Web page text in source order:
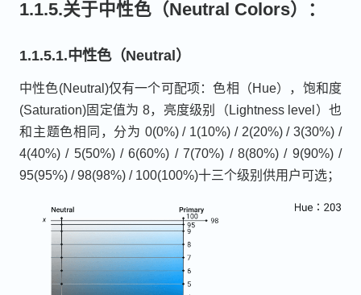
1.1.5.关于中性色（Neutral Colors）：
1.1.5.1.中性色（Neutral）
中性色(Neutral)仅有一个可配项：色相（Hue），饱和度
(Saturation)固定值为 8，亮度级别（Lightness level）也
和主题色相同，分为 0(0%) / 1(10%) / 2(20%) / 3(30%) /
4(40%) / 5(50%) / 6(60%) / 7(70%) / 8(80%) / 9(90%) /
95(95%) / 98(98%) / 100(100%)十三个级别供用户可选；